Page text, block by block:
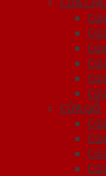
CỬA GỖ